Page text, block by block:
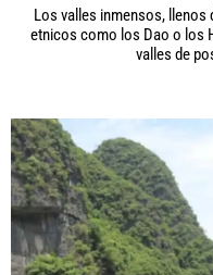
Los valles inmensos,
etnicos como los Dao o los
valles de